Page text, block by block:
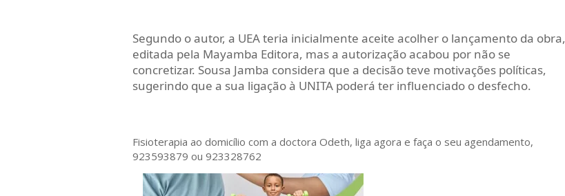
Segundo o autor, a UEA teria inicialmente aceite acolher o lançamento da obra,
editada pela Mayamba Editora, mas a autorização acabou por não se
concretizar. Sousa Jamba considera que a decisão teve motivações políticas,
sugerindo que a sua ligação à UNITA poderá ter influenciado o desfecho.
Fisioterapia ao domicílio com a doctora Odeth, liga agora e faça o seu agendamento,
923593879 ou 923328762